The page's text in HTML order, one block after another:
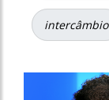
intercâmbio